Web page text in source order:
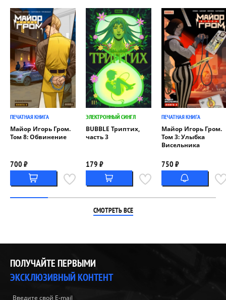
ПЕЧАТНАЯ КНИГА
Майор Игорь Гром.
Том 8: Обвинение
700 ₽
ЭЛЕКТРОННЫЙ СИНГЛ
BUBBLE Триптих,
часть 3
179 ₽
ПЕЧАТНАЯ КНИГА
Майор Игорь Гром.
Том 3: Улыбка
Висельника
750 ₽
СМОТРЕТЬ ВСЕ
ПОЛУЧАЙТЕ ПЕРВЫМИ
ЭКСКЛЮЗИВНЫЙ КОНТЕНТ